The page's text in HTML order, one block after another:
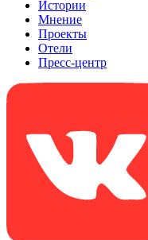
Истории
Мнение
Проекты
Отели
Пресс-центр